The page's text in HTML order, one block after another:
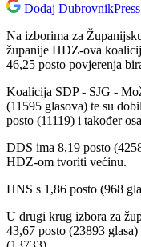
Dodaj
Na izborima za
županije HDZ-ova
46,25 posto povjerenja
Koalicija SDP - SJG -
(11595 glasova) te su
posto (11119) i također
DDS ima 8,19 posto
HDZ-om tvoriti većinu.
HNS s 1,86 posto (968
U drugi krug izbora za
43,67 posto (23893